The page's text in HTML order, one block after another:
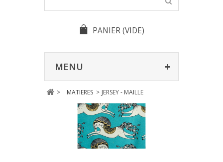
PANIER(VIDE)
MENU
> MATIERES > JERSEY - MAILLE